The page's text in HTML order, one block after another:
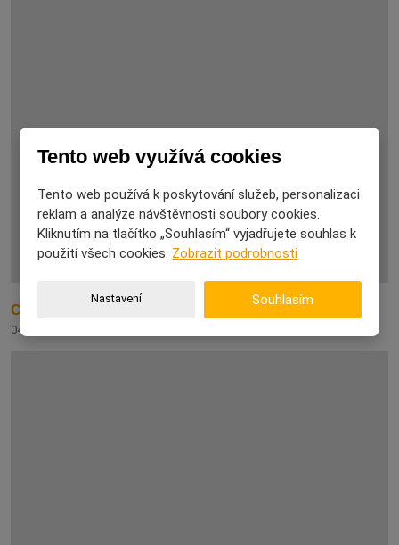
Co nás mohou kočky naučit o spokojeném životě
04. 08. 2026
Tento web využívá cookies
Tento web používá k poskytování služeb, personalizaci
reklam a analýze návštěvnosti soubory cookies.
Kliknutím na tlačítko „Souhlasím“ vyjadřujete souhlas k
použití všech cookies. Zobrazit podrobnosti
Nastavení Souhlasím